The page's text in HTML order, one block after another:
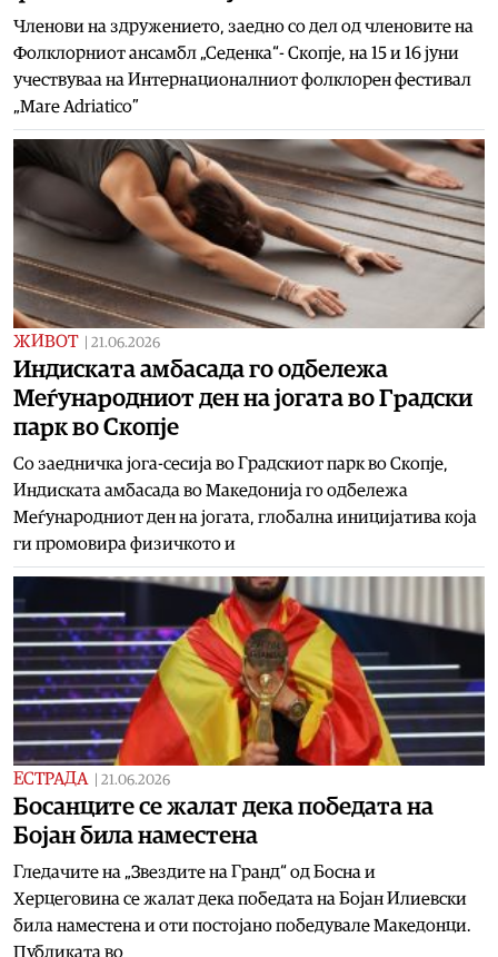
Членови на здружението, заедно со дел од членовите на
Фолклорниот ансамбл „Седенка“- Скопје, на 15 и 16 јуни
учествуваа на Интернационалниот фолклорен фестивал
„Mare Adriatico”
ЖИВОТ 21.06.2026
Индиската амбасада го одбележа
Меѓународниот ден на јогата во Градски
парк во Скопје
Со заедничка јога-сесија во Градскиот парк во Скопје,
Индиската амбасада во Македонија го одбележа
Меѓународниот ден на јогата, глобална иницијатива која
ги промовира физичкото и
ЕСТРАДА 21.06.2026
Босанците се жалат дека победата на
Бојан била наместена
Гледачите на „Звездите на Гранд“ од Босна и
Херцеговина се жалат дека победата на Бојан Илиевски
била наместена и оти постојано победувале Македонци.
Публиката во